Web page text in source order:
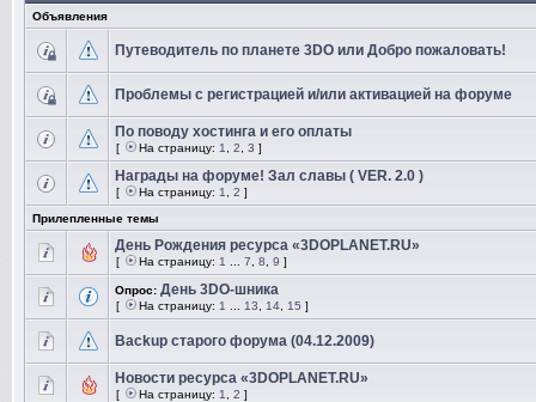
Объявления
Путеводитель по планете 3DO или Добро пожаловать!
Проблемы с регистрацией и/или активацией на форуме
По поводу хостинга и его оплаты
[ На страницу: 1 2 3 ]
Награды на форуме! Зал славы ( VER. 2.0 )
[ На страницу: 1 2 ]
Прилепленные темы
День Рождения ресурса «3DOPLANET.RU»
[ На страницу: 1 7 8 9 ]
Опрос: День 3DO-шника
[ На страницу: 1 13 14 15 ]
Backup старого форума (04.12.2009)
Новости ресурса «3DOPLANET.RU»
[ На страницу: 1 2 ]